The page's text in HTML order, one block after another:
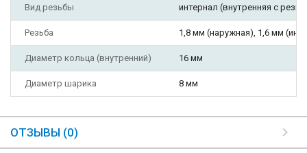
Вид резьбы интернал (внутренняя с
Резьба 1,8 мм (наружная), 1,6 мм
Диаметр кольца (внутренний) 16 мм
Диаметр шарика 8 мм
ОТЗЫВЫ (0)